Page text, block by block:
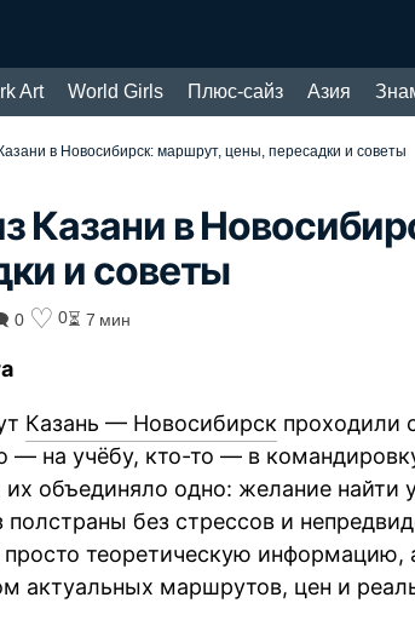
Art World Girls Плюс-сайз Азия
в Новосибирск: маршрут, цены, пересадки и советы
Казани в
и советы
0 ♡ 0⏳ 7 мин
Казань — Новосибирск проходили
— на учёбу, кто-то — в
их объединяло одно: желание
полстраны без стрессов и
просто теоретическую информацию,
актуальных маршрутов, цен и